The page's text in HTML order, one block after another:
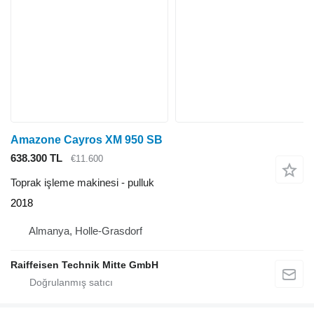
Amazone Cayros XM 950 SB
638.300 TL
€11.600
Toprak işleme makinesi - pulluk
2018
Almanya, Holle-Grasdorf
Raiffeisen Technik Mitte GmbH